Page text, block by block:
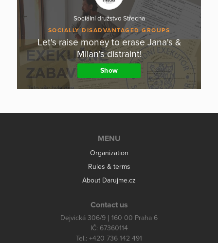
Sociální družstvo Střecha
SOCIALLY DISADVANTAGED GROUPS
Let's raise money to erase Jana's &
Milan's distraint!
Show
MENU
Organization
Rules & terms
About Darujme.cz
Contact us
Dejvická 306/9 | 160 00 Praha 6
IČ: 67360114
Tel.: +420 736 142 491